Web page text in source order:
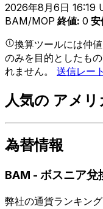
2026年8月6日 16:19
BAM/MOP 終値: 0 安
換算ツールには仲
のみを目的としたも
れません。 送信レー
人気の アメ
為替情報
BAM - ボスニア兌
弊社の通貨ランキン